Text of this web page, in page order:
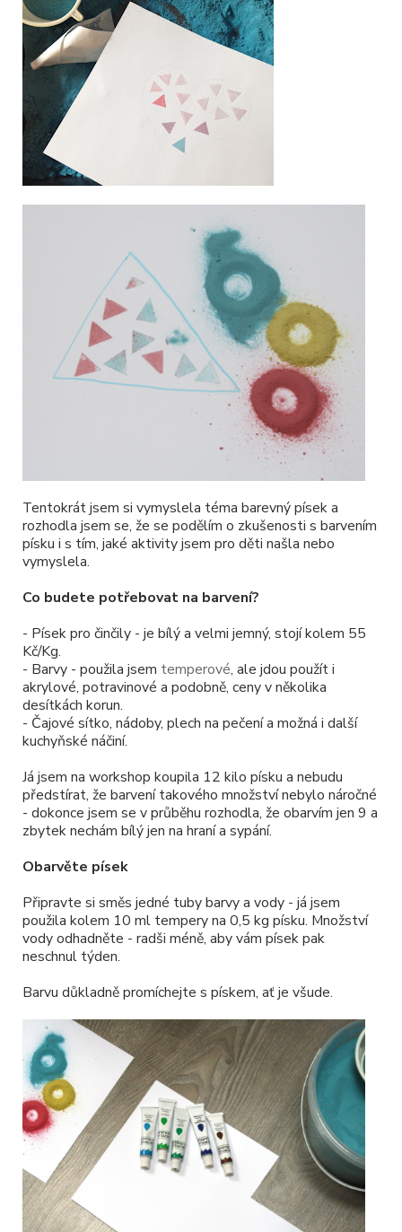
Tentokrát jsem si vymyslela téma barevný písek a
rozhodla jsem se, že se podělím o zkušenosti s barvením
písku i s tím, jaké aktivity jsem pro děti našla nebo
vymyslela.
Co budete potřebovat na barvení?
- Písek pro činčily - je bílý a velmi jemný, stojí kolem 55
Kč/Kg.
- Barvy - použila jsem temperové, ale jdou použít i
akrylové, potravinové a podobně, ceny v několika
desítkách korun.
- Čajové sítko, nádoby, plech na pečení a možná i další
kuchyňské náčiní.
Já jsem na workshop koupila 12 kilo písku a nebudu
předstírat, že barvení takového množství nebylo náročné
- dokonce jsem se v průběhu rozhodla, že obarvím jen 9 a
zbytek nechám bílý jen na hraní a sypání.
Obarvěte písek
Připravte si směs jedné tuby barvy a vody - já jsem
použila kolem 10 ml tempery na 0,5 kg písku. Množství
vody odhadněte - radši méně, aby vám písek pak
neschnul týden.
Barvu důkladně promíchejte s pískem, ať je všude.